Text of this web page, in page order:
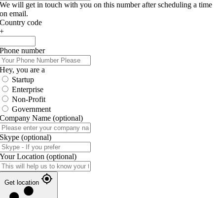
We will get in touch with you on this number after scheduling a time
on email.
Country code
+
Phone number
Hey, you are a
Startup
Enterprise
Non-Profit
Government
Company Name (optional)
Skype (optional)
Your Location (optional)
Get location